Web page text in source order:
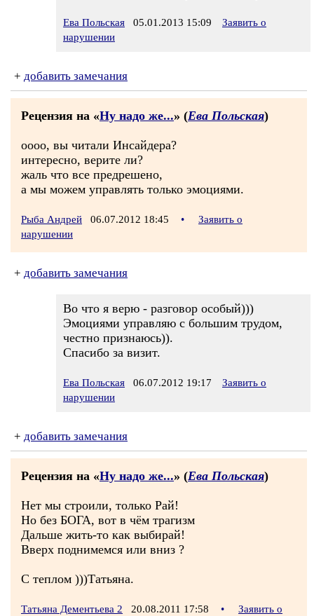
Ева Польская 05.01.2013 15:09
Заявить о
нарушении
+ добавить замечания
Рецензия на «Ну надо же...» (Ева Польская)
оооо, вы читали Инсайдера?
интересно, верите ли?
жаль что все предрешено,
а мы можем управлять только эмоциями.
Рыба Андрей 06.07.2012 18:45 •
Заявить о
нарушении
+ добавить замечания
Во что я верю - разговор особый)))
Эмоциями управляю с большим трудом,
честно признаюсь)).
Спасибо за визит.
Ева Польская 06.07.2012 19:17
Заявить о
нарушении
+ добавить замечания
Рецензия на «Ну надо же...» (Ева Польская)
Нет мы строили, только Рай!
Но без БОГА, вот в чём трагизм
Дальше жить-то как выбирай!
Вверх поднимемся или вниз ?
С теплом )))Татьяна.
Татьяна Дементьева 2 20.08.2011 17:58 •
Заявить о